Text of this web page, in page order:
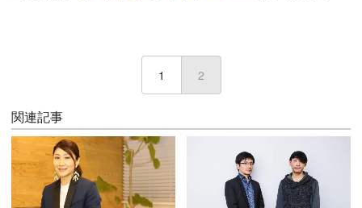
1 2
関連記事